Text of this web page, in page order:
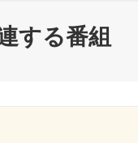
する番組